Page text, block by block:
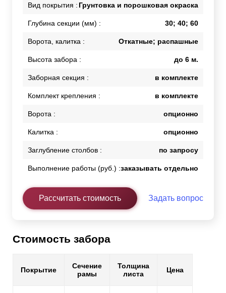
Вид покрытия : Грунтовка и порошковая окраска
Глубина секции (мм) : 30; 40; 60
Ворота, калитка : Откатные; распашные
Высота забора : до 6 м.
Заборная секция : в комплекте
Комплект крепления : в комплекте
Ворота : опционно
Калитка : опционно
Заглубление столбов : по запросу
Выполнение работы (руб.) :заказывать отдельно
Рассчитать стоимость Задать вопрос
Стоимость забора
Покрытие
Сечение
рамы
Толщина
листа
Цена